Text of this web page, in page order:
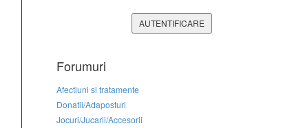
AUTENTIFICARE
Forumuri
Afectiuni si tratamente
Donatii/Adaposturi
Jocuri/Jucarii/Accesorii